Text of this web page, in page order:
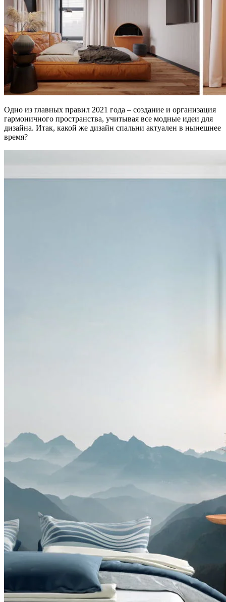
Одно из главных правил 2021 года – создание и организация
гармоничного пространства, учитывая все модные идеи для
дизайна. Итак, какой же дизайн спальни актуален в нынешнее
время?